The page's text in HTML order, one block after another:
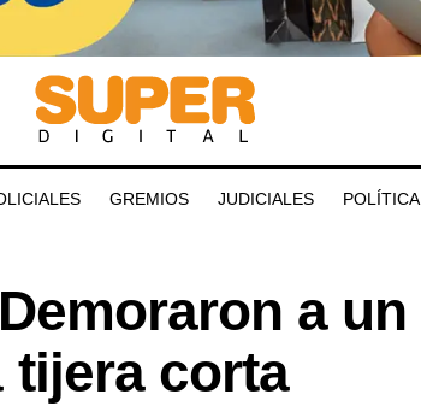
GREMIOS JUDICIALES POLÍTICA
a un
tijera corta